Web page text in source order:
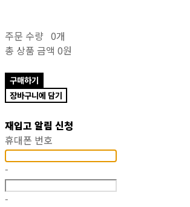
주문 수량 0개
총 상품 금액 0원
구매하기
장바구니에 담기
재입고 알림 신청
휴대폰 번호
-
-